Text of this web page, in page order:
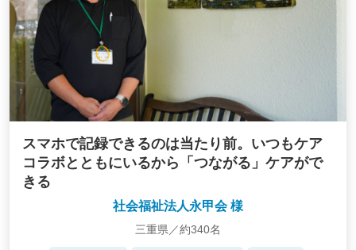
スマホで記録できるのは当たり前。いつもケア
コラボとともにいるから「つながる」ケアがで
きる
社会福祉法人永甲会 様
三重県／約340名